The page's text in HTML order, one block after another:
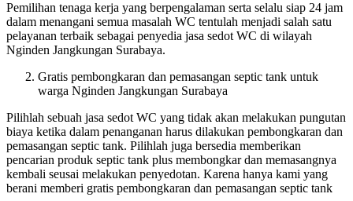
Pemilihan tenaga kerja yang berpengalaman serta selalu siap 24 jam
dalam menangani semua masalah WC tentulah menjadi salah satu
pelayanan terbaik sebagai penyedia jasa sedot WC di wilayah
Nginden Jangkungan Surabaya.
Gratis pembongkaran dan pemasangan septic tank untuk
warga Nginden Jangkungan Surabaya
Pilihlah sebuah jasa sedot WC yang tidak akan melakukan pungutan
biaya ketika dalam penanganan harus dilakukan pembongkaran dan
pemasangan septic tank. Pilihlah juga bersedia memberikan
pencarian produk septic tank plus membongkar dan memasangnya
kembali seusai melakukan penyedotan. Karena hanya kami yang
berani memberi gratis pembongkaran dan pemasangan septic tank